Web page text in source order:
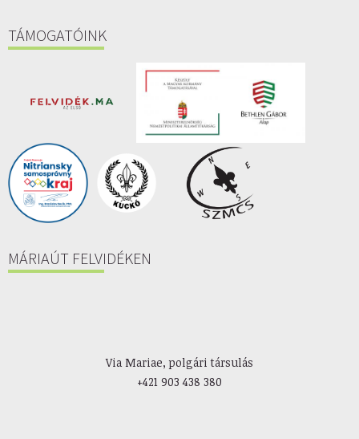
TÁMOGATÓINK
MÁRIAÚT FELVIDÉKEN
Via Mariae, polgári társulás
+421 903 438 380